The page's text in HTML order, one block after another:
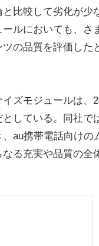
比較して劣化が
ルにおいても、
の品質を評価し
ズモジュールは、
している。同社
au携帯電話向け
る充実や品質の全